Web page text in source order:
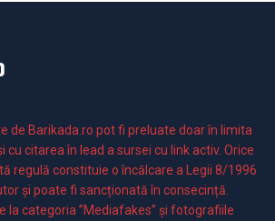
de Barikada.ro pot fi preluate doar în limita
cu citarea în lead a sursei cu link activ. Orice
regulă constituie o încălcare a Legii 8/1996
și poate fi sancționată în consecință.
la categoria ”Mediafakes” și fotografiile